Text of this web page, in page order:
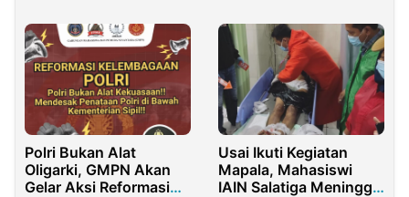
Polri Bukan Alat
Oligarki, GMPN Akan
Gelar Aksi Reformasi
Usai Ikuti Kegiatan
Mapala, Mahasiswi
IAIN Salatiga Meninggal